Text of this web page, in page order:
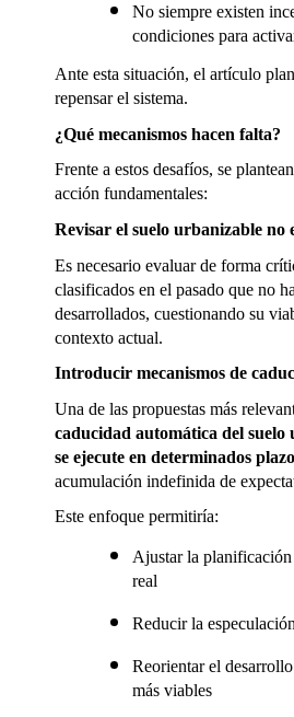
No siempre existen
condiciones para
Ante esta situación, el artículo
repensar el sistema.
¿Qué mecanismos hacen falta?
Frente a estos desafíos, se
acción fundamentales:
Revisar el suelo urbanizable no
Es necesario evaluar de forma
clasificados en el pasado que no
desarrollados, cuestionando su
contexto actual.
Introducir mecanismos de
Una de las propuestas más
caducidad automática del suelo
se ejecute en determinados
acumulación indefinida de
Este enfoque permitiría:
Ajustar la planificación
real
Reducir la especulación
Reorientar el
más viables